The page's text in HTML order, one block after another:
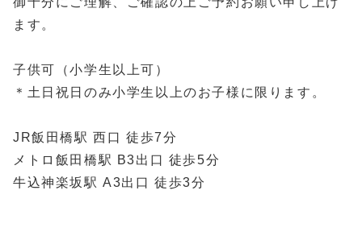
ます。
子供可（小学生以上可）
＊土日祝日のみ小学生以上のお子様に限ります。
JR飯田橋駅 西口 徒歩7分
メトロ飯田橋駅 B3出口 徒歩5分
牛込神楽坂駅 A3出口 徒歩3分